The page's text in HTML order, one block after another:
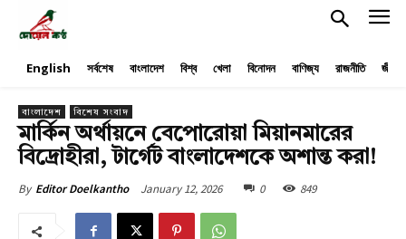
English সর্বশেষ বাংলাদেশ বিশ্ব খেলা বিনোদন বাণিজ্য রাজনীতি
বাংলাদেশ বিশেষ সংবাদ
মার্কিন অর্থায়নে বেপোরোয়া মিয়ানমারের
বিদ্রোহীরা, টার্গেট বাংলাদেশকে অশান্ত করা!
By Editor Doelkantho January 12, 2026 0 849